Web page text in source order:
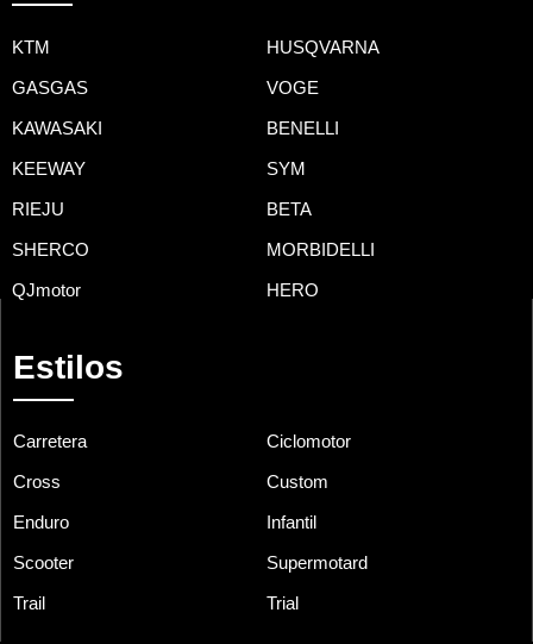
KTM HUSQVARNA
GASGAS VOGE
KAWASAKI BENELLI
KEEWAY SYM
RIEJU BETA
SHERCO MORBIDELLI
QJmotor HERO
Estilos
Carretera Ciclomotor
Cross Custom
Enduro Infantil
Scooter Supermotard
Trail Trial